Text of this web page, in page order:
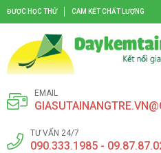
ĐƯỢC HỌC THỬ CAM KẾT CHẤT LƯỢNG
EMAIL
TƯ VẤN 24/7
090.333.1985 -